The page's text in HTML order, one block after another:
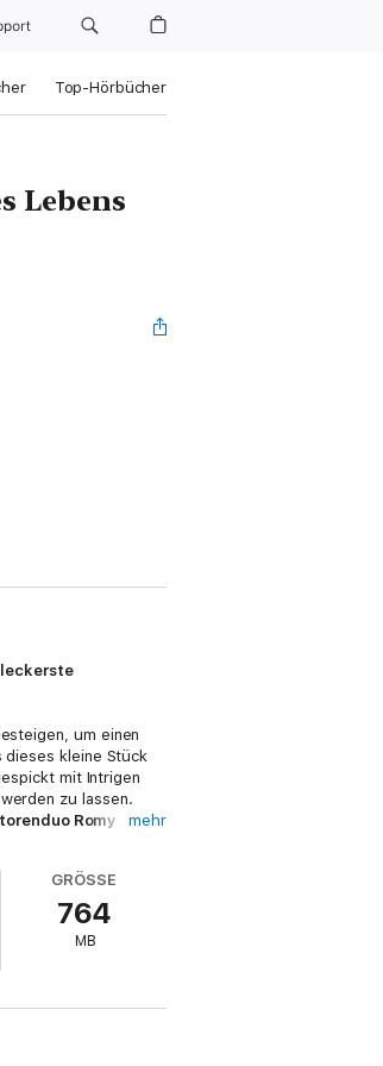
Top-Hörbücher
Lebens
leckerste
um einen
dieses kleine Stück
mit Intrigen
zu lassen.
Romy
mehr
GRÖSSE
764
MB